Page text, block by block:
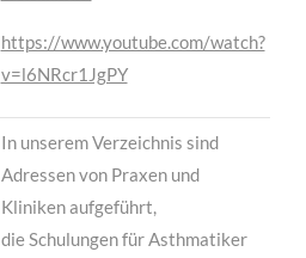
https://www.youtube.com/watch?
v=l6NRcr1JgPY
In unserem Verzeichnis sind
Adressen von Praxen und
Kliniken aufgeführt,
die Schulungen für Asthmatiker